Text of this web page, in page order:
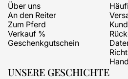
UNSERE GESCHICHTE
Über uns
An den Reiter
Zum Pferd
Verkauf %
Geschenkgutschein